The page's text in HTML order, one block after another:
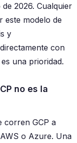
2026. Cualquier
este modelo de
y
con
una prioridad.
no es la
corren GCP a
o Azure. Una